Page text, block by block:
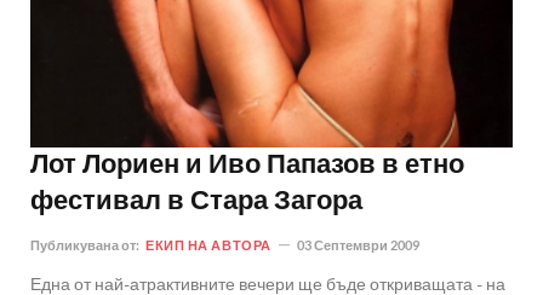
Лот Лориен и Иво Папазов в етно
фестивал в Стара Загора
Публикувана от: ЕКИП НА АВТОРА 03 Септември 2009
Една от най-атрактивните вечери ще бъде откриващата - на